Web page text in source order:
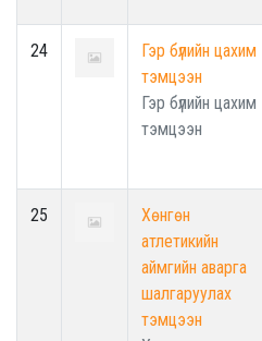
24
Гэр бүлийн цахим
тэмцээн
Гэр бүлийн цахим
тэмцээн
25
Хөнгөн
атлетикийн
аймгийн аварга
шалгаруулах
тэмцээн